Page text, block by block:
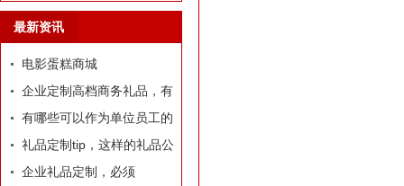
最新资讯
电影蛋糕商城
企业定制高档商务礼品，有
哪些推荐？
有哪些可以作为单位员工的
定制礼品？
礼品定制tip，这样的礼品公
司我才爱！
企业礼品定制，必须